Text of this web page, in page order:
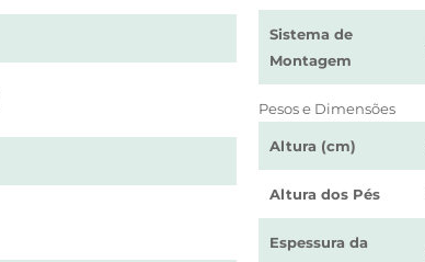
Sistema de
Montagem
Pesos e Dimensões
Altura (cm)
Altura dos Pés
Espessura da